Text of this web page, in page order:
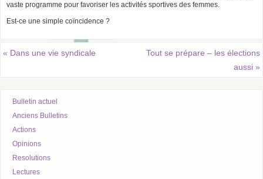
vaste programme pour favoriser les activités sportives des femmes.
Est-ce une simple coïncidence ?
« Dans une vie syndicale
Tout se prépare – les élections
aussi »
Bulletin actuel
Anciens Bulletins
Actions
Opinions
Resolutions
Lectures